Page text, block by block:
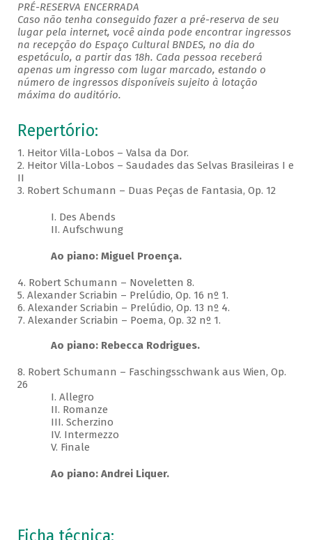
PRÉ-RESERVA ENCERRADA
Caso não tenha conseguido fazer a pré-reserva de seu
lugar pela internet, você ainda pode encontrar ingressos
na recepção do Espaço Cultural BNDES, no dia do
espetáculo, a partir das 18h. Cada pessoa receberá
apenas um ingresso com lugar marcado, estando o
número de ingressos disponíveis sujeito à lotação
máxima do auditório.
Repertório:
1. Heitor Villa-Lobos – Valsa da Dor.
2. Heitor Villa-Lobos – Saudades das Selvas Brasileiras I e
II
3. Robert Schumann – Duas Peças de Fantasia, Op. 12
I. Des Abends
II. Aufschwung
Ao piano: Miguel Proença.
4. Robert Schumann – Noveletten 8.
5. Alexander Scriabin – Prelúdio, Op. 16 nº 1.
6. Alexander Scriabin – Prelúdio, Op. 13 nº 4.
7. Alexander Scriabin – Poema, Op. 32 nº 1.
Ao piano: Rebecca Rodrigues.
8. Robert Schumann – Faschingsschwank aus Wien, Op.
26
I. Allegro
II. Romanze
III. Scherzino
IV. Intermezzo
V. Finale
Ao piano: Andrei Liquer.